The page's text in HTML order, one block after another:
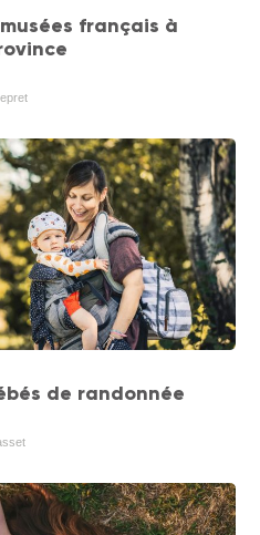
français à
de randonnée